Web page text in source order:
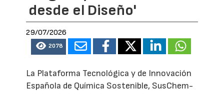
desde el Diseño'
29/07/2026
2078
La Plataforma Tecnológica y de Innovación
Española de Química Sostenible, SusChem-